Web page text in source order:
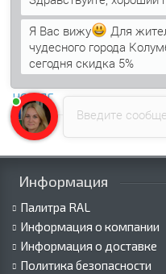
продольно-гнутый
профлист,профнастил
профнастил продольно
гнутый,арочный
НС18ПГ
Информация
Палитра RAL
Информация о компании
Информация о доставке
Политика безопасности
Введите
Я Вас вижу
Для
чудесного города
сегодня скидка 5%